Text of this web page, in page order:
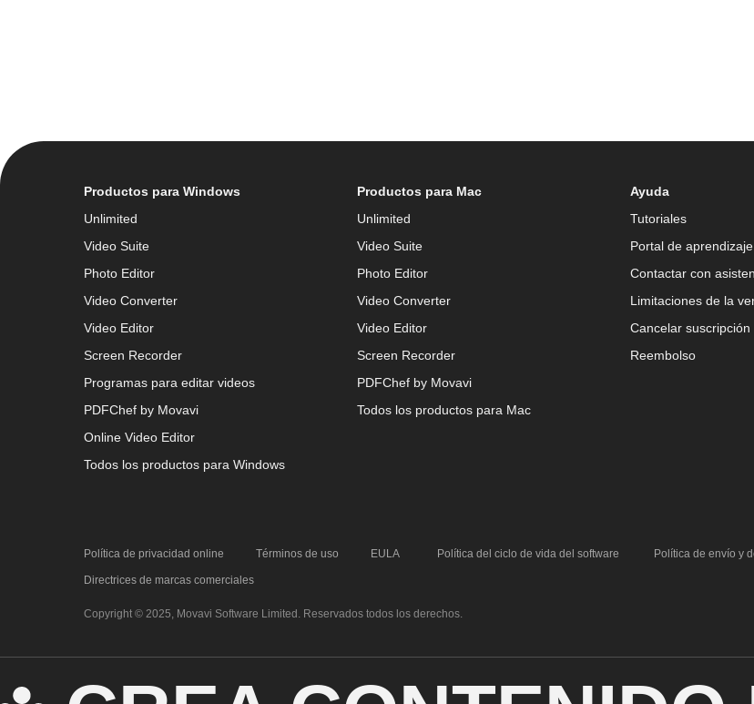
Unlimited
Video Suite
Photo Editor
Video Converter
Video Editor
Screen Recorder
Programas para editar videos
PDFChef by Movavi
Online Video Editor
Todos los productos para Windows
Productos para Windows
Unlimited
Video Suite
Photo Editor
Video Converter
Video Editor
Screen Recorder
PDFChef by Movavi
Todos los productos para Mac
Productos para Mac
Tutoriales
Portal de aprendizaje
Contactar con
Limitaciones de la
Cancelar suscripción
Reembolso
Ayuda
Política de privacidad online Términos de uso EULA Política del ciclo de vida del software Política de envío y
Directrices de marcas comerciales
Copyright © 2025, Movavi Software Limited. Reservados todos los derechos.